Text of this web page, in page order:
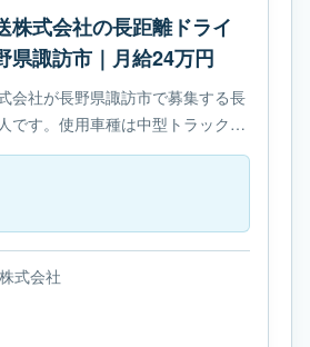
株式会社の長距離ドライ
県諏訪市｜月給24万円
会社が長野県諏訪市で募集する長
です。使用車種は中型トラックで
形労働時間制です。必要免許は中
式会社